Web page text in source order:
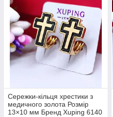
Сережки-кільця хрестики з
медичного золота Розмір
13×10 мм Бренд Xuping 6140